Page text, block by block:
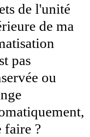
de l'unité
de ma
pas
ou
faire ?